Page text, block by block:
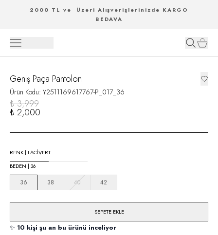
2000 TL ve Üzeri Alışverişlerinizde KARGO
BEDAVA
Geniş Paça Pantolon
Ürün Kodu: Y2511169617767-P_017_36
₺ 3,999
₺ 2,000
RENK | LACİVERT
BEDEN | 36
36 38 40 42
SEPETE EKLE
✨ 10 kişi şu an bu ürünü inceliyor